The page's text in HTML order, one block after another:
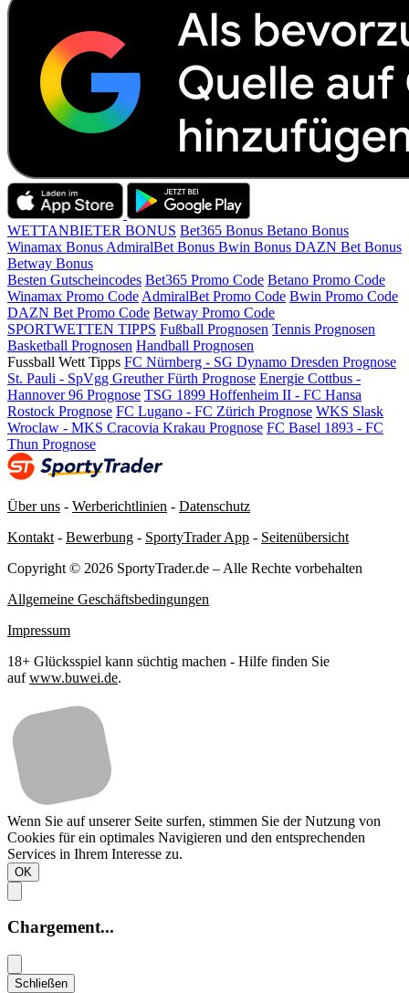
WETTANBIETER BONUS Bet365 Bonus Betano Bonus
Winamax Bonus AdmiralBet Bonus Bwin Bonus DAZN Bet Bonus
Betway Bonus
Besten Gutscheincodes Bet365 Promo Code Betano Promo Code
Winamax Promo Code AdmiralBet Promo Code Bwin Promo Code
DAZN Bet Promo Code Betway Promo Code
SPORTWETTEN TIPPS Fußball Prognosen Tennis Prognosen
Basketball Prognosen Handball Prognosen
Fussball Wett Tipps FC Nürnberg - SG Dynamo Dresden Prognose
St. Pauli - SpVgg Greuther Fürth Prognose Energie Cottbus -
Hannover 96 Prognose TSG 1899 Hoffenheim II - FC Hansa
Rostock Prognose FC Lugano - FC Zürich Prognose WKS Slask
Wroclaw - MKS Cracovia Krakau Prognose FC Basel 1893 - FC
Thun Prognose
Über uns - Werberichtlinien - Datenschutz
Kontakt - Bewerbung - SportyTrader App - Seitenübersicht
Copyright © 2026 SportyTrader.de – Alle Rechte vorbehalten
Allgemeine Geschäftsbedingungen
Impressum
18+ Glücksspiel kann süchtig machen - Hilfe finden Sie
aufwww.buwei.de.
Wenn Sie auf unserer Seite surfen, stimmen Sie der Nutzung von
Cookies für ein optimales Navigieren und den entsprechenden
Services in Ihrem Interesse zu.
OK
Chargement...
Schließen